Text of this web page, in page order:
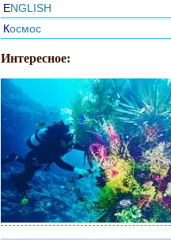
ENGLISH
Космос
Интересное: